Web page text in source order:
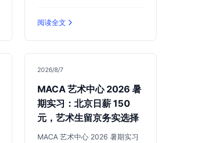
阅读全文
2026/8/7
MACA 艺术中心 2026 暑
期实习：北京日薪 150
元，艺术生留京务实选择
MACA 艺术中心 2026 暑期实习